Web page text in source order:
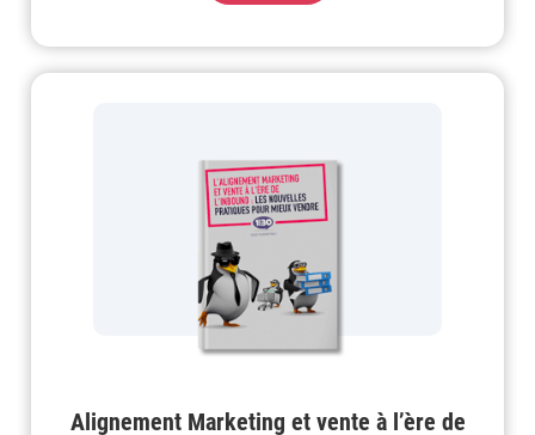
Alignement Marketing et vente à l’ère de